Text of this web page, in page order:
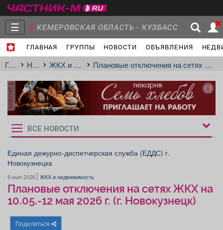
☰ КЕМЕРОВСКАЯ ОБЛАСТЬ - КУЗБАСС
ГЛАВНАЯ ГРУППЫ НОВОСТИ ОБЪЯВЛЕНИЯ
Главная
Группы
Объявления Недвижимость Услуги
ГлавнаяНовостиЖКХ и недвижимость Плановые отключения на сетях ЖКХ на 10.05.-12 мая 2026 г. (г. Новокузнецк)
реклама
Рукбрики
новостей
ВСЕ НОВОСТИ
Единая дежурно-диспетчерская служба (ЕДДС) г.
Новокузнецка
9 мая 2026 ЖКХ и недвижимость
Плановые отключения на сетях ЖКХ на
10.05.-12 мая 2026 г. (г. Новокузнецк)
Поделиться